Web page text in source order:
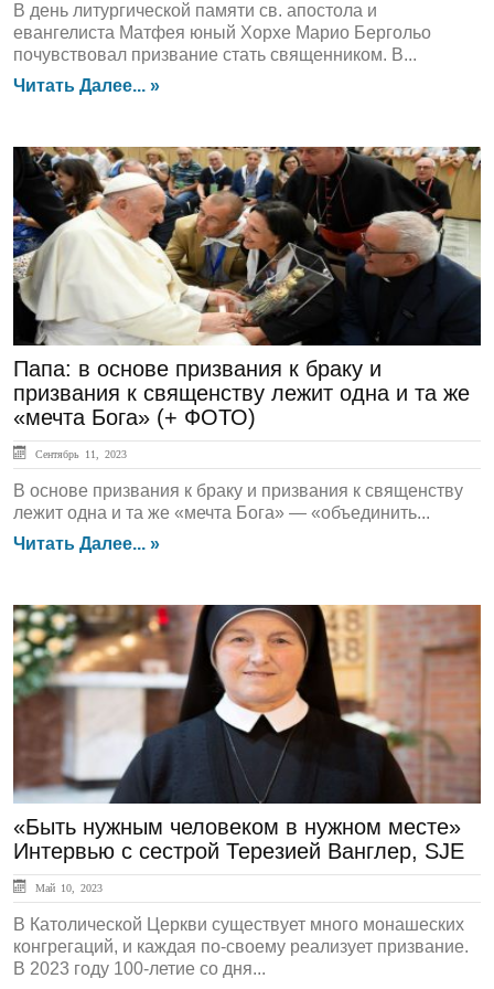
В день литургической памяти св. апостола и
евангелиста Матфея юный Хорхе Марио Бергольо
почувствовал призвание стать священником. В...
Читать Далее... »
ГЛАВНАЯ
Папа: в основе призвания к браку и
призвания к священству лежит одна и та же
«мечта Бога» (+ ФОТО)
Сентябрь 11, 2023
В основе призвания к браку и призвания к священству
лежит одна и та же «мечта Бога» — «объединить...
Читать Далее... »
ЛЕНТА НОВОСТЕЙ
«Быть нужным человеком в нужном месте»
Интервью с сестрой Терезией Ванглер, SJE
Май 10, 2023
В Католической Церкви существует много монашеских
конгрегаций, и каждая по-своему реализует призвание.
В 2023 году 100-летие со дня...